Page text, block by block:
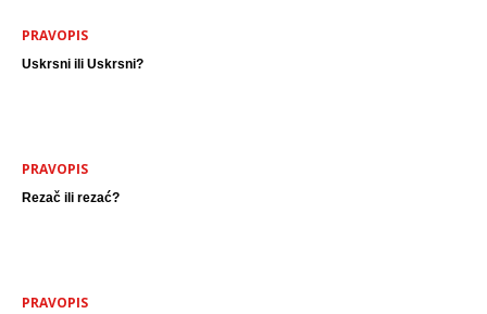
PRAVOPIS
Uskrsni ili Uskrsni?
PRAVOPIS
Rezač ili rezać?
PRAVOPIS